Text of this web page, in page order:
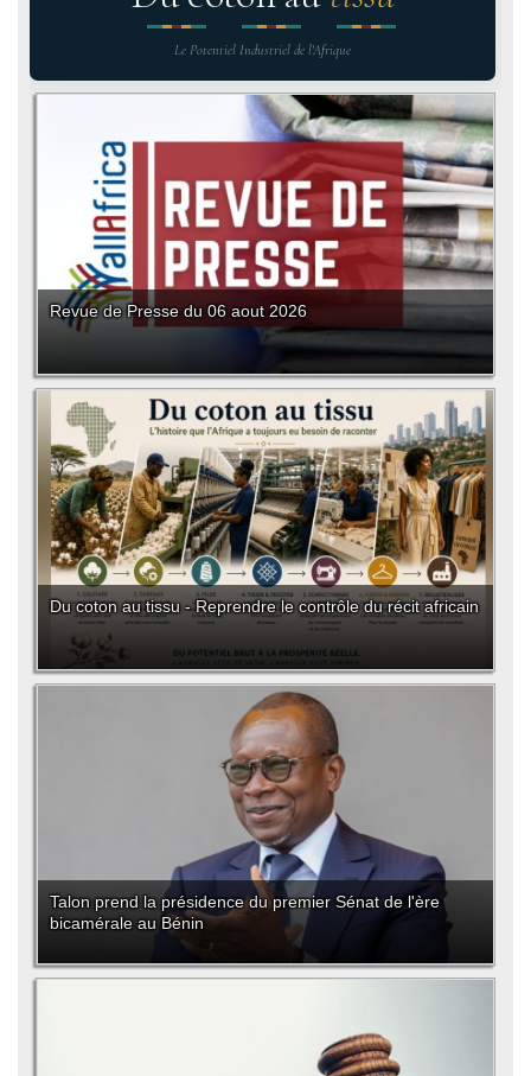
Le Potentiel Industriel de l'Afrique
Revue de Presse du 06 aout 2026
Du coton au tissu - Reprendre le contrôle du récit africain
Talon prend la présidence du premier Sénat de l'ère
bicamérale au Bénin